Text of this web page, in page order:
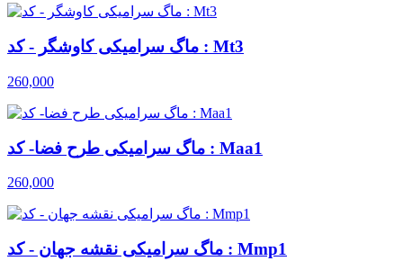
ماگ سرامیکی کاوشگر - کد : Mt3
260,000
ماگ سرامیکی طرح فضا- کد : Maa1
260,000
ماگ سرامیکی نقشه جهان - کد : Mmp1